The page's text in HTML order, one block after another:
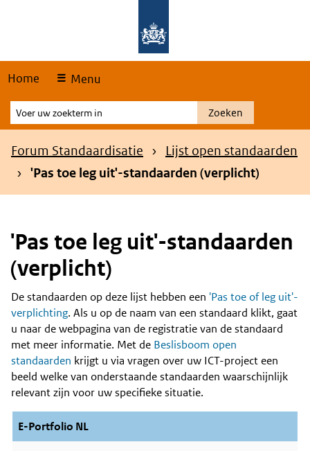
Home Menu
Voer
uw
zoekterm
Zoeken
Kruimelpad
Forum Standaardisatie
Lijst open standaarden
'Pas toe leg uit'-standaarden (verplicht)
'Pas toe leg uit'-standaarden
(verplicht)
Content
De standaarden op deze lijst hebben een 'Pas toe of leg uit'-
verplichting. Als u op de naam van een standaard klikt, gaat
u naar de webpagina van de registratie van de standaard
met meer informatie. Met de Beslisboom open
standaarden krijgt u via vragen over uw ICT-project een
beeld welke van onderstaande standaarden waarschijnlijk
relevant zijn voor uw specifieke situatie.
E-Portfolio NL